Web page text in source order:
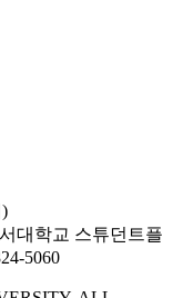
대학교 스튜던트플
5060